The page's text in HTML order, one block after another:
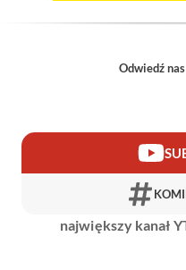
Odwiedź nas
największy kanał